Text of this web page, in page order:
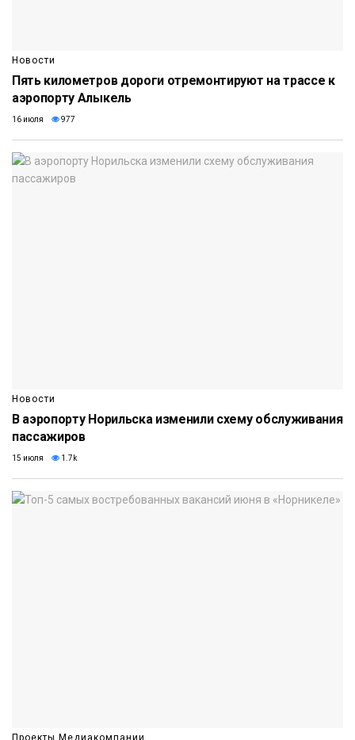
Новости
Пять километров дороги отремонтируют на трассе к
аэропорту Алыкель
16 июля 977
Новости
В аэропорту Норильска изменили схему обслуживания
пассажиров
15 июля 1.7k
Проекты Медиакомпании